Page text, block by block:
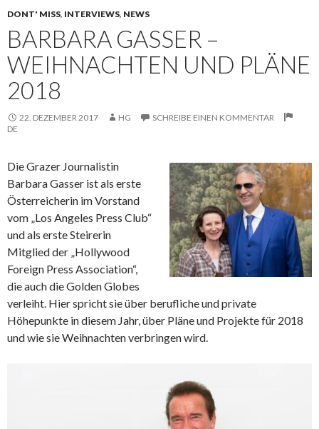
DONT' MISS, INTERVIEWS, NEWS
BARBARA GASSER –
WEIHNACHTEN UND PLÄNE
2018
22. DEZEMBER 2017 HG
SCHREIBE EINEN KOMMENTAR
DE
Die Grazer Journalistin
Barbara Gasser ist als erste
Österreicherin im Vorstand
vom „Los Angeles Press Club“
und als erste Steirerin
Mitglied der „Hollywood
Foreign Press Association“,
die auch dieGolden Globes
verleiht. Hier spricht sie über berufliche und private
Höhepunkte in diesem Jahr, über Pläne und Projekte für 2018
und wie sie Weihnachten verbringen wird.